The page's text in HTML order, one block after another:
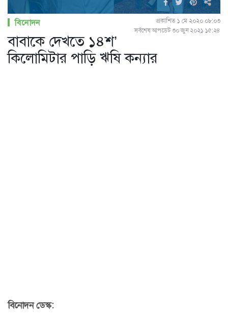
বিনোদন
প্রকাশিত ১ মে ২০২০ ০৮:০৩
সর্বশেষ আপডেট ৩০ জুন ২০২১ ১৫:২৪
বাবাকে দেখতে ১৪শ’
কিলোমিটার পাড়ি ঋষি কন্যার
বিনোদন ডেস্ক: